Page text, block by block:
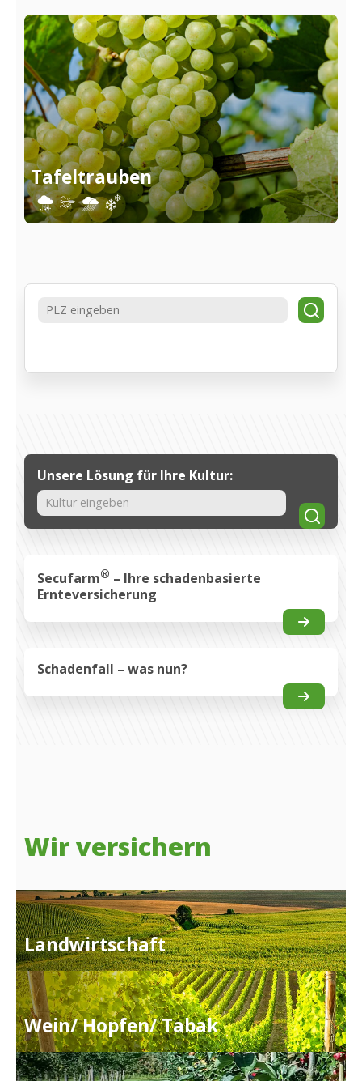
Tafeltrauben
Suche
Unsere Lösung für Ihre Kultur:
Suche
Secufarm® – Ihre schadenbasierte
Ernteversicherung
Schadenfall – was nun?
Wir versichern
Landwirtschaft
Wein/ Hopfen/ Tabak